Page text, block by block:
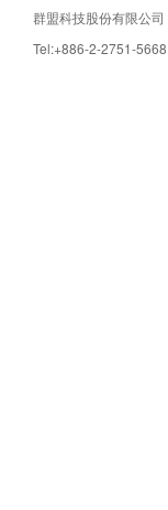
群盟科技股份有限公
Tel:+886-2-2751-